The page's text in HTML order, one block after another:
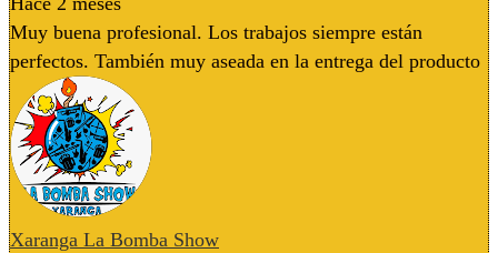
Muy buena profesional. Los trabajos siempre están
perfectos. También muy aseada en la entrega del producto
Xaranga La Bomba Show